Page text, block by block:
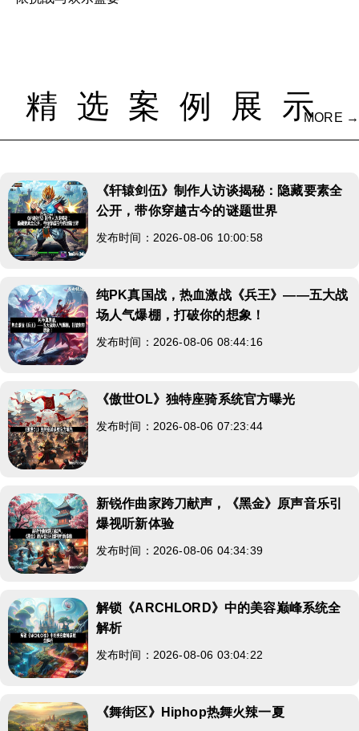
精选案例展示MORE →
《轩辕剑伍》制作人访谈揭秘：隐藏要素全
公开，带你穿越古今的谜题世界
发布时间：2026-08-06 10:00:58
纯PK真国战，热血激战《兵王》——五大战
场人气爆棚，打破你的想象！
发布时间：2026-08-06 08:44:16
《傲世OL》独特座骑系统官方曝光
发布时间：2026-08-06 07:23:44
新锐作曲家跨刀献声，《黑金》原声音乐引
爆视听新体验
发布时间：2026-08-06 04:34:39
解锁《ARCHLORD》中的美容巅峰系统全
解析
发布时间：2026-08-06 03:04:22
《舞街区》Hiphop热舞火辣一夏